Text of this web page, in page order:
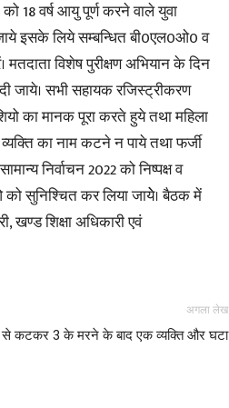
Paper
18 वर्ष आयु पूर्ण करने वाले युवा
इसके लिये सम्बन्धित बी0एल0ओ0 व
विशेष पुरीक्षण अभियान के दिन
जाये। सभी सहायक रजिस्ट्रीकरण
का मानक पूरा करते हुये तथा महिला
का नाम कटने न पाये तथा फर्जी
निर्वाचन 2022 को निष्पक्ष व
सुनिश्चित कर लिया जायेे। बैठक में
खण्ड शिक्षा अधिकारी एवं
अगला लेख
कटकर 3 के मरने के बाद एक व्यक्ति और घटा